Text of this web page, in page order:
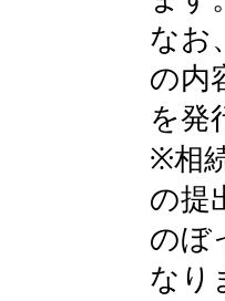
なお
の内
を発
※相
の提
のぼ
なり